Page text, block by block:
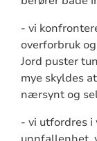
- vi
overforbruk
Jord puster
mye skyldes
nærsynt og
- vi utfordres i